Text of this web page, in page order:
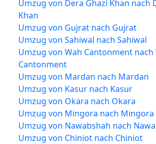
Umzug von Dera Ghazi Khan nach
Khan
Umzug von Gujrat nach Gujrat
Umzug von Sahiwal nach Sahiwal
Umzug von Wah Cantonment nach
Cantonment
Umzug von Mardan nach Mardan
Umzug von Kasur nach Kasur
Umzug von Okara nach Okara
Umzug von Mingora nach Mingora
Umzug von Nawabshah nach
Umzug von Chiniot nach Chiniot